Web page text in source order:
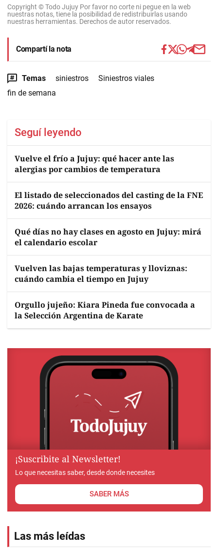
Copyright © Todo Jujuy Por favor no corte ni pegue en la web
nuestras notas, tiene la posibilidad de redistribuirlas usando
nuestras herramientas. Derechos de autor reservados.
Compartí la nota
Temas siniestros
Siniestros viales
fin de semana
Seguí leyendo
Vuelve el frío a Jujuy: qué hacer ante las
alergias por cambios de temperatura
El listado de seleccionados del casting de la FNE
2026: cuándo arrancan los ensayos
Qué días no hay clases en agosto en Jujuy: mirá
el calendario escolar
Vuelven las bajas temperaturas y lloviznas:
cuándo cambia el tiempo en Jujuy
Orgullo jujeño: Kiara Pineda fue convocada a
la Selección Argentina de Karate
¡Suscribite al Newsletter!
Lo que necesitas saber, desde donde necesites
SABER MÁS
Las más leídas